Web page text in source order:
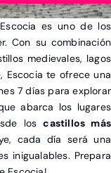
es uno de los
Con su combinación
medievales, lagos
Escocia te ofrece una
7 días para explorar
abarca los lugares
loscastillos más
cada día será una
inigualables. Prepara